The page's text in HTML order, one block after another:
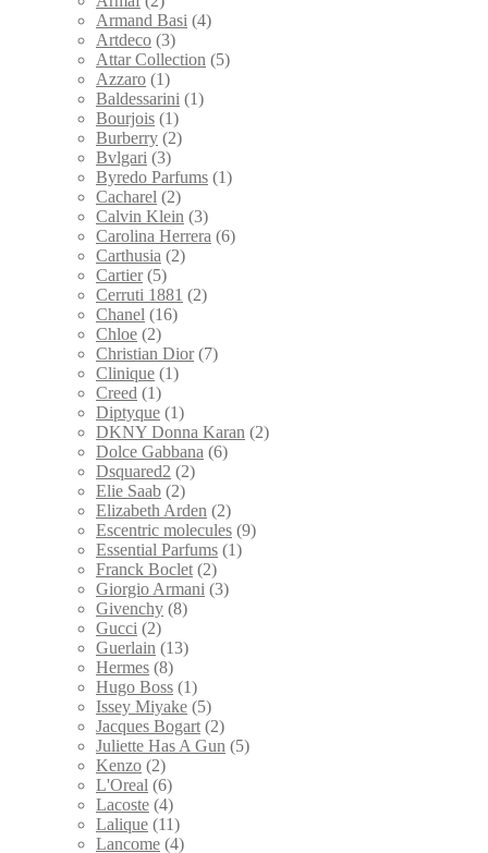
Armand Basi (4)
Artdeco (3)
Attar Collection (5)
Azzaro (1)
Baldessarini (1)
Bourjois (1)
Burberry (2)
Bvlgari (3)
Byredo Parfums (1)
Cacharel (2)
Calvin Klein (3)
Carolina Herrera (6)
Carthusia (2)
Cartier (5)
Cerruti 1881 (2)
Chanel (16)
Chloe (2)
Christian Dior (7)
Clinique (1)
Creed (1)
Diptyque (1)
DKNY Donna Karan (2)
Dolce Gabbana (6)
Dsquared2 (2)
Elie Saab (2)
Elizabeth Arden (2)
Escentric molecules (9)
Essential Parfums (1)
Franck Boclet (2)
Giorgio Armani (3)
Givenchy (8)
Gucci (2)
Guerlain (13)
Hermes (8)
Hugo Boss (1)
Issey Miyake (5)
Jacques Bogart (2)
Juliette Has A Gun (5)
Kenzo (2)
L'Oreal (6)
Lacoste (4)
Lalique (11)
Lancome (4)